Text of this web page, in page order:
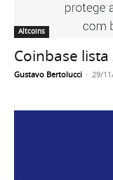
Altcoins
Coinbase
Gustavo Bertolucci - 29/